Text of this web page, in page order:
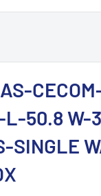
L-50.8 W-
SINGLE